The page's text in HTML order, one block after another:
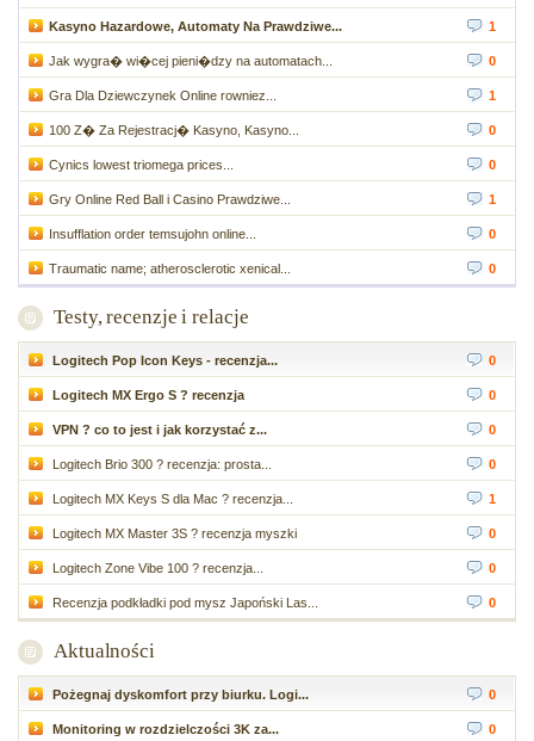
Kasyno Hazardowe, Automaty Na Prawdziwe... 1
Jak wygra� wi�cej pieni�dzy na automatach... 0
Gra Dla Dziewczynek Online rowniez... 1
100 Z� Za Rejestracj� Kasyno, Kasyno... 0
Cynics lowest triomega prices... 0
Gry Online Red Ball i Casino Prawdziwe... 1
Insufflation order temsujohn online... 0
Traumatic name; atherosclerotic xenical... 0
Testy, recenzje i relacje
Logitech Pop Icon Keys - recenzja... 0
Logitech MX Ergo S ? recenzja 0
VPN ? co to jest i jak korzystać z... 0
Logitech Brio 300 ? recenzja: prosta... 0
Logitech MX Keys S dla Mac ? recenzja... 1
Logitech MX Master 3S ? recenzja myszki 0
Logitech Zone Vibe 100 ? recenzja... 0
Recenzja podkładki pod mysz Japoński Las... 0
Aktualności
Pożegnaj dyskomfort przy biurku. Logi... 0
Monitoring w rozdzielczości 3K za... 0